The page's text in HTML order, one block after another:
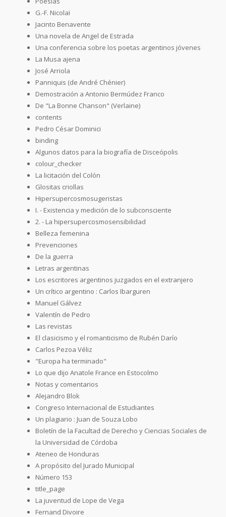
G.-F. Nicolaï
Jacinto Benavente
Una novela de Angel de Estrada
Una conferencia sobre los poetas argentinos jóvenes
La Musa ajena
José Arriola
Panniquis (de André Chénier)
Demostración a Antonio Bermúdez Franco
De "La Bonne Chanson" (Verlaine)
contents
Pedro César Dominici
binding
Algunos datos para la biografía de Disceópolis
colour_checker
La licitación del Colón
Glositas criollas
Hipersupercosmosugeristas
I. - Existencia y medición de lo subconsciente
2. - La hipersupercosmosensibilidad
Belleza femenina
Prevenciones
De la guerra
Letras argentinas
Los escritores argentinos juzgados en el extranjero
Un crítico argentino : Carlos Ibarguren
Manuel Gálvez
Valentín de Pedro
Las revistas
El clasicismo y el romanticismo de Rubén Darío
Carlos Pezoa Véliz
"Europa ha terminado"
Lo que dijo Anatole France en Estocolmo
Notas y comentarios
Alejandro Blok
Congreso Internacional de Estudiantes
Un plagiario : Juan de Souza Lobo
Boletín de la Facultad de Derecho y Ciencias Sociales de
la Universidad de Córdoba
Ateneo de Honduras
A propósito del Jurado Municipal
Número 153
title_page
La juventud de Lope de Vega
Fernand Divoire